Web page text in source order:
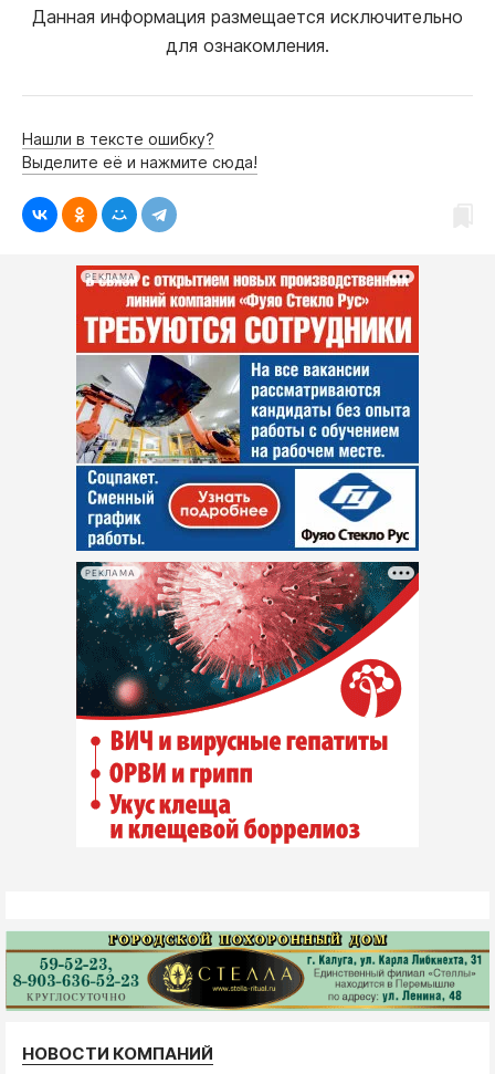
Данная информация размещается исключительно
для ознакомления.
Нашли в тексте ошибку?
Выделите её и нажмите сюда!
РЕКЛАМА
РЕКЛАМА
НОВОСТИ КОМПАНИЙ